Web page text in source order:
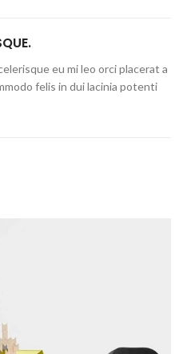
eu mi leo orci placerat a
felis in dui lacinia potenti